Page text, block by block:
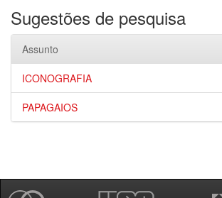
Sugestões de pesquisa
Assunto
ICONOGRAFIA
PAPAGAIOS